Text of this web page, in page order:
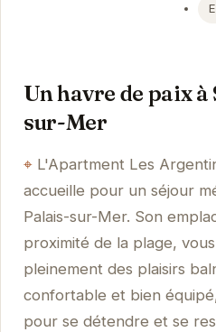
Un havre de paix
sur-Mer
L'Apartment Les
accueille pour un séjour
Palais-sur-Mer. Son
proximité de la plage,
pleinement des plaisirs
confortable et bien
pour se détendre et se